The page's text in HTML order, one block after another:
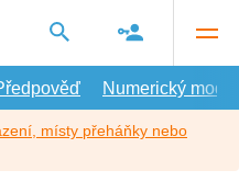
Numerický model
místy přeháňky nebo